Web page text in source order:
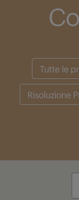
Tutte le
Risoluzione